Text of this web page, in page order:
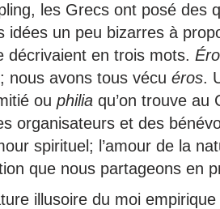
les Grecs ont posé des
idées un peu bizarres à
décrivaient en trois mots.
nous avons tous vécu éros.
ou philia qu’on trouve au
organisateurs et des
spirituel; l’amour de la
que nous partageons en
illusoire du moi